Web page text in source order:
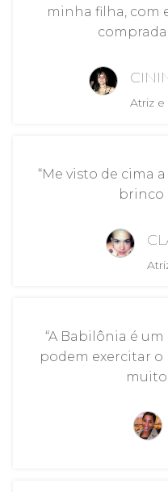
minha filha, com
Atriz e
“Me visto de cima
brinco
“A Babilônia é
podem exercitar